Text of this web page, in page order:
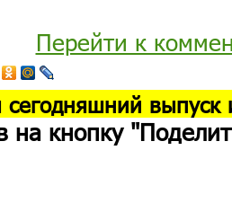
Перейти к
выпуск
на кнопку